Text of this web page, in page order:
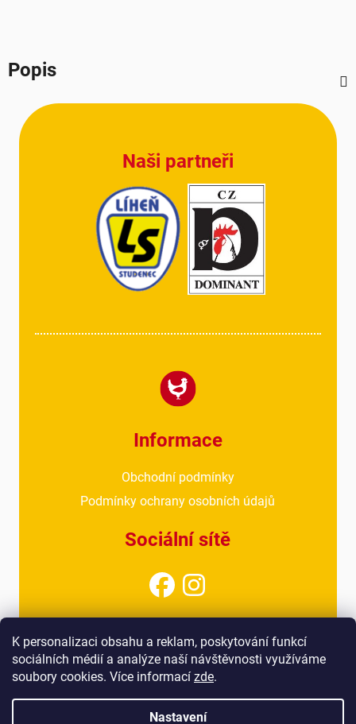
K personalizaci obsahu a reklam, poskytování funkcí
sociálních médií a analýze naší návštěvnosti využíváme
soubory cookies. Více informací zde.
Nastavení
Popis
Naši partneři
Informace
Obchodní podmínky
Podmínky ochrany osobních údajů
Sociální sítě
info@drubezarnahoresovice.cz